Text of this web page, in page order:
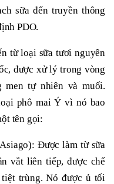
sữa đến truyền thông
PDO.
từ loại sữa tươi nguyên
được xử lý trong vòng
tự nhiên và muối.
phô mai Ý vì nó bao
tên gọi:
Được làm từ sữa
vắt liên tiếp, được chế
trùng. Nó được ủ tối